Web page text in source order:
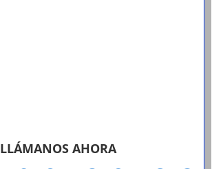
LLÁMANOS AHORA